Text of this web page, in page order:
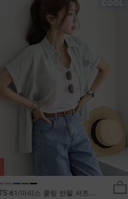
61/마리스 쿨링 반팔 셔츠